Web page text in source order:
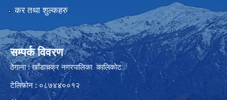
कर तथा शुल्कहरु
सम्पर्क विवरण
ठेगाना : खाँडाचक्र नगरपालिका कालिकाेट
टेलिफोन : ०८७४४००१२